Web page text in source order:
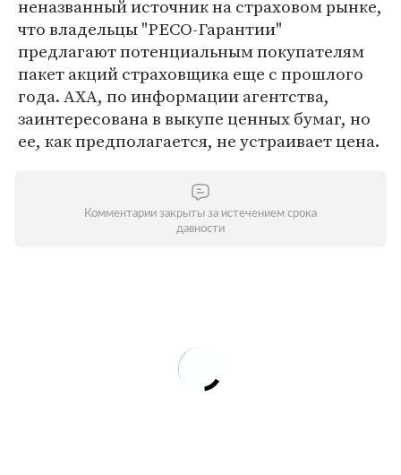
неназванный источник на страховом рынке,
что владельцы "РЕСО-Гарантии"
предлагают потенциальным покупателям
пакет акций страховщика еще с прошлого
года. АХА, по информации агентства,
заинтересована в выкупе ценных бумаг, но
ее, как предполагается, не устраивает цена.
Комментарии закрыты за истечением срока
давности